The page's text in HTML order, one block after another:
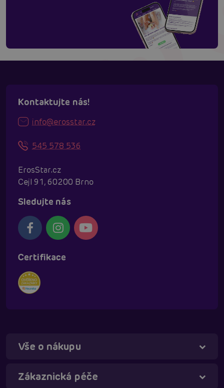
Kontaktujte nás!
info@erosstar.cz
545 578 536
ErosStar.cz
Cejl 91, 60200 Brno
Sledujte nás
Certifikace
Vše o nákupu
Zákaznická péče
Táňa - virtuální asistentka